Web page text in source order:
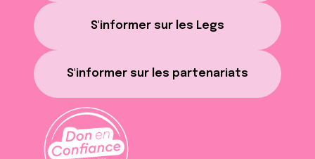
S'informer sur les Legs
S'informer sur les partenariats